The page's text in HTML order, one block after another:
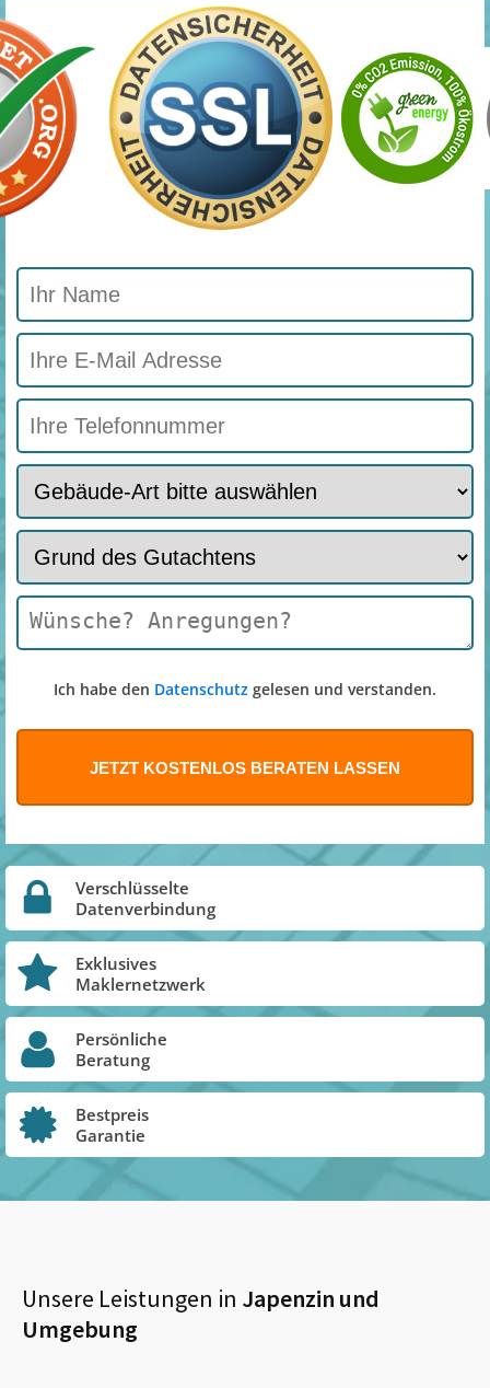
Ich habe den Datenschutz gelesen und verstanden.
Verschlüsselte
Datenverbindung
Exklusives
Maklernetzwerk
Persönliche
Beratung
Bestpreis
Garantie
Unsere Leistungen in Japenzin und
Umgebung